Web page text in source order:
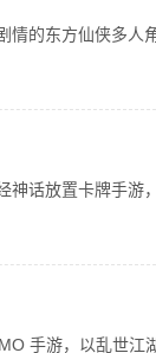
方仙侠多人角色扮
置卡牌手游，以洪
游，以乱世江湖为